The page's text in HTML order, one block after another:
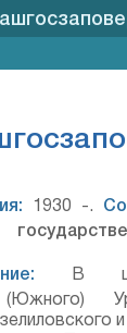
1930 -.
В
(Южного)